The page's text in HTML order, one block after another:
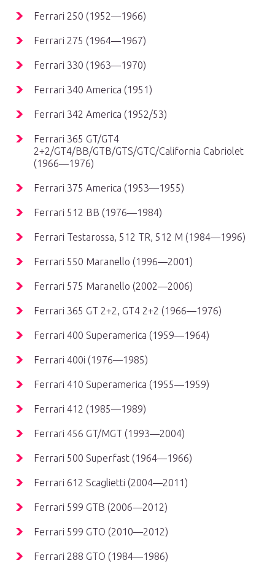
Ferrari 250 (1952—1966)
Ferrari 275 (1964—1967)
Ferrari 330 (1963—1970)
Ferrari 340 America (1951)
Ferrari 342 America (1952/53)
Ferrari 365 GT/GT4
2+2/GT4/BB/GTB/GTS/GTC/California Cabriolet
(1966—1976)
Ferrari 375 America (1953—1955)
Ferrari 512 BB (1976—1984)
Ferrari Testarossa, 512 TR, 512 M (1984—1996)
Ferrari 550 Maranello (1996—2001)
Ferrari 575 Maranello (2002—2006)
Ferrari 365 GT 2+2, GT4 2+2 (1966—1976)
Ferrari 400 Superamerica (1959—1964)
Ferrari 400i (1976—1985)
Ferrari 410 Superamerica (1955—1959)
Ferrari 412 (1985—1989)
Ferrari 456 GT/MGT (1993—2004)
Ferrari 500 Superfast (1964—1966)
Ferrari 612 Scaglietti (2004—2011)
Ferrari 599 GTB (2006—2012)
Ferrari 599 GTO (2010—2012)
Ferrari 288 GTO (1984—1986)